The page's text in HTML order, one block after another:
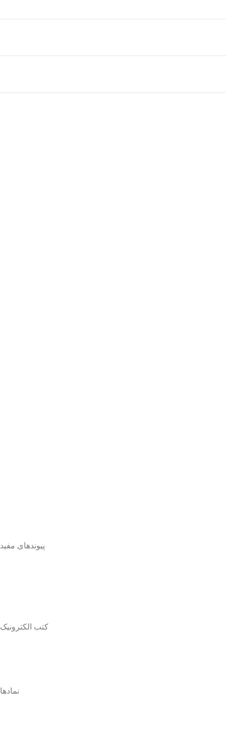
پیوندهای مفید
کتب الکترونیک
نمادها